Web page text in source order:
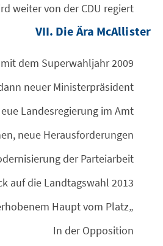
weiter von der CDU regiert
VII. Die Ära McAllister
dem Superwahljahr 2009
neuer Ministerpräsident
Landesregierung im Amt
neue Herausforderungen
der Parteiarbeit
auf die Landtagswahl 2013
„Mit erhobenem Haupt vom Platz”
In der Opposition